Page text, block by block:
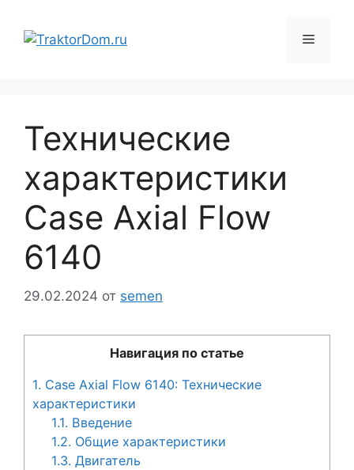
содержимому
Меню
Технические
характеристики
Case Axial Flow
6140
29.02.2024 от semen
Навигация по статье
1. Case Axial Flow 6140: Технические
характеристики
1.1. Введение
1.2. Общие характеристики
1.3. Двигатель